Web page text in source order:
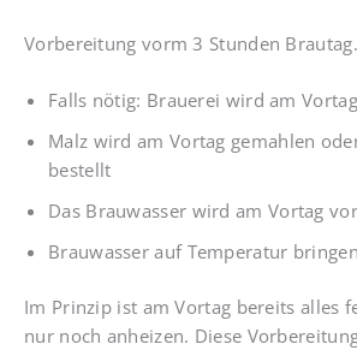
Vorbereitung vorm 3 Stunden Brautag.
Falls nötig: Brauerei wird am
Malz wird am Vortag gemahlen
bestellt
Das Brauwasser wird am Vortag
Brauwasser auf Temperatur bringen
Im Prinzip ist am Vortag bereits alles
nur noch anheizen. Diese